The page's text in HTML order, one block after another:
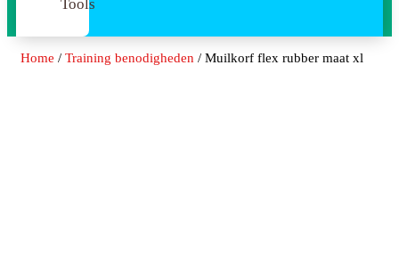
Tools
Home / Training benodigheden / Muilkorf flex rubber maat xl